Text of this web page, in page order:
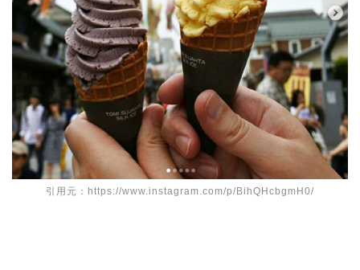
引用元：https://www.instagram.com/p/BihQHcbgmH0/